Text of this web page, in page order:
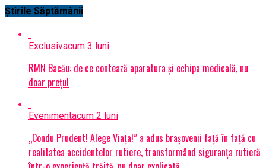
Știrile Săptămânii
Exclusivacum 3 luni
RMN Bacău: de ce contează aparatura și echipa medicală, nu
doar prețul
Evenimentacum 2 luni
„Condu Prudent! Alege Viața!” a adus brașovenii față în față cu
realitatea accidentelor rutiere, transformând siguranța rutieră